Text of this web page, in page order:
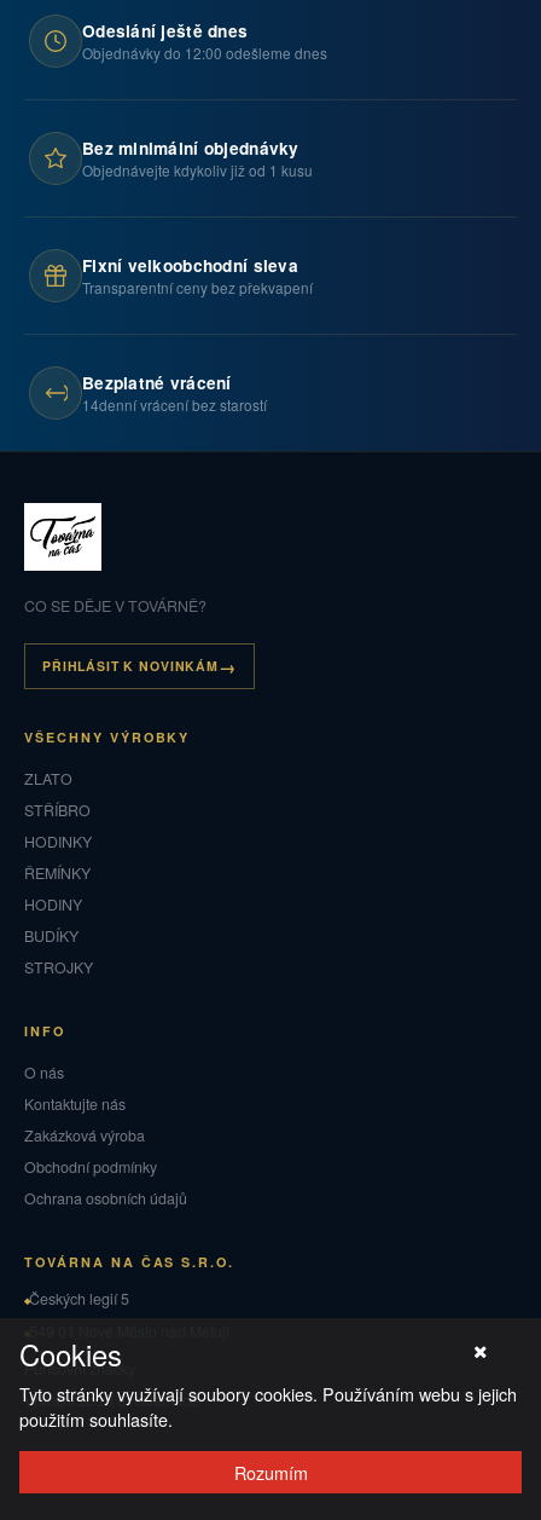
Odeslání ještě dnes
Objednávky do 12:00 odešleme dnes
Bez minimální objednávky
Objednávejte kdykoliv již od 1 kusu
Fixní velkoobchodní sleva
Transparentní ceny bez překvapení
Bezplatné vrácení
14denní vrácení bez starostí
CO SE DĚJE V TOVÁRNĚ?
PŘIHLÁSIT K NOVINKÁM
VŠECHNY VÝROBKY
ZLATO
STŘÍBRO
HODINKY
ŘEMÍNKY
HODINY
BUDÍKY
STROJKY
INFO
O nás
Kontaktujte nás
Zakázková výroba
Obchodní podmínky
Ochrana osobních údajů
TOVÁRNA NA ČAS S.R.O.
Českých legií 5
Puncovní značky
Vrácení zboží a reklamace
Ochrana osobních údajů
Cookies
Tyto stránky využívají soubory cookies. Používáním webu s jejich
použitím souhlasíte.
Rozumím